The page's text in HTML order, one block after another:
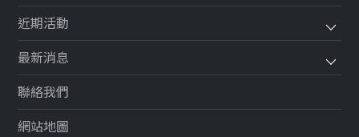
近期活動
最新消息
聯絡我們
網站地圖